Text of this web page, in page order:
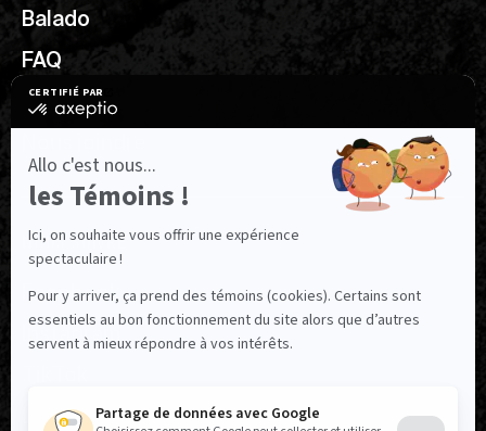
Balado
FAQ
Ressources utiles
NOUS SUIVRE
Facebook
Instagram
LinkedIn